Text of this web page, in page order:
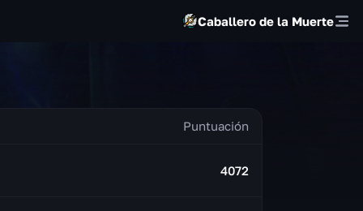
Caballero de la Muerte
4072